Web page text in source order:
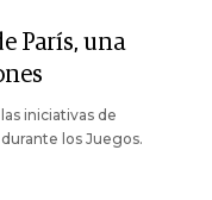
París, una
iniciativas de
los Juegos.